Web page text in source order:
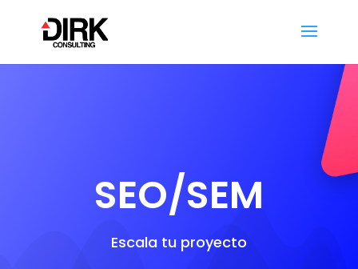
SEO/SEM
Escala tu proyecto